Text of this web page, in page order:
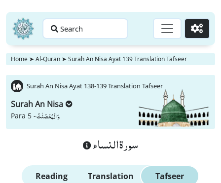
Search Go
Home ➤ Al-Quran ➤ Surah An Nisa Ayat 139 Translation Tafseer
Surah An Nisa Ayat 138-139 Translation Tafseer
Surah An Nisa
Para 5 -وَ الْمُحْصَنٰتُ
سورة النساء
Reading Translation Tafseer